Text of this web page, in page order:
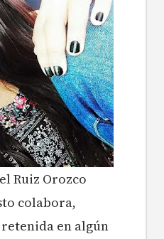
Ruiz Orozco
colabora,
en algún